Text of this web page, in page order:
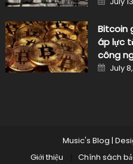
on
Bitcoin
áp lực
công
Posted
on
July
Music's Blog |
Giới thiệu
Chính sách